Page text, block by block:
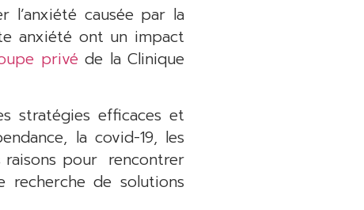
l’anxiété causée par la
anxiété ont un impact
privéde la Clinique
stratégies efficaces et
la covid-19, les
raisons pour rencontrer
recherche de solutions